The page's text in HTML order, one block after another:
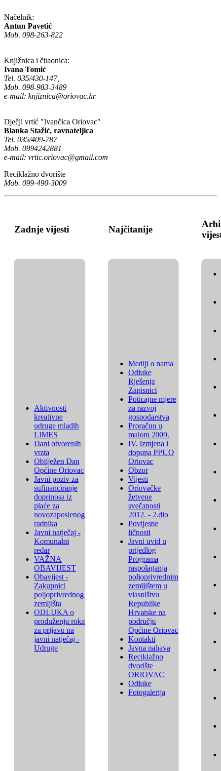
Načelnik:
Antun Pavetić
Mob. 098-263-822
Knjižnica i čitaonica:
Ivana Tomić
Tel. 035/430-147,
Mob. 098-983-3489
e-mail: knjiznica@oriovac.hr
Dječji vrtić "Ivančica Oriovac"
Blanka Stažić, ravnateljica
Tel. 035/409-787
Mob. 0994242881
e-mail: vrtic.oriovac@gmail.com
Reciklažno dvorište
Mob. 099-490-3009
Zadnje vijesti Najčitanije
Aktivnosti
kreativne
udruge mladih
LIMES
Dani otvorenih
vrata
Obilježen Dan
Općine Oriovac
Javni poziv za
sufinanciranje
doprinosa iz
plaće za
novozaposlenog
radnika
Javni natječaj -
Komunalni
redar
VAŽNA
OBAVIJEST
Obavijest -
Zakupnici
poljoprivrednog
zemljišta
ODLUKA o
produženju roka
za prijavu na
javni natječaj -
Udruge
Mediji o nama
Odluke
Rješenja
Zapisnici
Poticajne mjere
za razvoj
gospodarstva
Proračun u
malom 2009.
IV. Izmjena i
dopuna PPUO
Oriovac
Obzor
Vijesti
Oriovačke
žetvene
svečanosti
2012. - 2.dio
Povijesne
ličnosti
Javni uvid u
prijedlog
Programa
raspolaganja
poljoprivrednim
zemljištem u
vlasništvu
Republike
Hrvatske na
području
Općine Oriovac
Kontakti
Javna nabava
Reciklažno
dvorište
ORIOVAC
Odluke
Fotogalerija